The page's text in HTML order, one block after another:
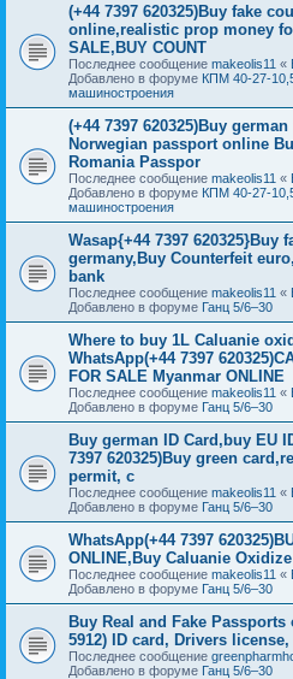
(+44 7397 620325)Buy fake
online,realistic prop money
SALE,BUY COUNT
Последнее сообщение makeolis11 «
Добавлено в форуме КПМ 40-27-
машиностроения
(+44 7397 620325)Buy
Norwegian passport online
Romania Passpor
Последнее сообщение makeolis11 «
Добавлено в форуме КПМ 40-27-
машиностроения
Wasap{+44 7397
germany,Buy Counterfeit
bank
Последнее сообщение makeolis11 «
Добавлено в форуме Ганц 5/6–30
Where to buy 1L Caluanie
WhatsApp(+44 7397
FOR SALE Myanmar ONLINE
Последнее сообщение makeolis11 «
Добавлено в форуме Ганц 5/6–30
Buy german ID Card,buy EU
7397 620325)Buy green
permit, c
Последнее сообщение makeolis11 «
Добавлено в форуме Ганц 5/6–30
WhatsApp(+44 7397
ONLINE,Buy Caluanie
Последнее сообщение makeolis11 «
Добавлено в форуме Ганц 5/6–30
Buy Real and Fake Passports
5912) ID card, Drivers
Последнее сообщение
Добавлено в форуме Ганц 5/6–30